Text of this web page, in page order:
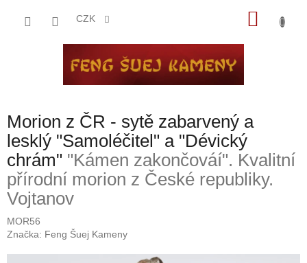
CZK
Morion z ČR - sytě zabarvený a
lesklý "Samoléčitel" a "Dévický
chrám" "Kámen zakončováí". Kvalitní
přírodní morion z České republiky.
Vojtanov
MOR56
Značka: Feng Šuej Kameny